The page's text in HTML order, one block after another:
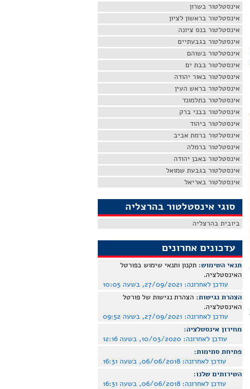
אינסטלטור בשרון
אינסטלטור בראשון לציון
אינסטלטור בנס ציונה
אינסטלטור בגבעתיים
אינסטלטור בשוהם
אינסטלטור בבת ים
אינסטלטור באור יהודה
אינסטלטור בראש העין
אינסטלטור בתלמונד
אינסטלטור בבני ברק
אינסטלטור ביהוד
אינסטלטור ברמת אביב
אינסטלטור ברמלה
אינסטלטור באבן יהודה
אינסטלטור בגבעת שמואל
אינסטלטור באריאל
סוגי אינסטלטור בהרצליה
ביובית בהרצליה
עדכונים אחרונים
תנאי השימוש: תקנון ותנאי שימוש בפורטל
האינסטלציה.
עודכן לאחרונה: 27/09/2021, בשעה 10:05
הצהרת נגישות: הצהרת נגישות של פורטל
האינסטלציה.
עודכן לאחרונה: 27/09/2021, בשעה 09:52
מחירון אינסטלציה:
עודכן לאחרונה: 10/03/2020, בשעה 12:16
פתיחת סתימות:
עודכן לאחרונה: 06/06/2018, בשעה 16:31
השירותים שלנו:
עודכן לאחרונה: 06/06/2018, בשעה 16:31